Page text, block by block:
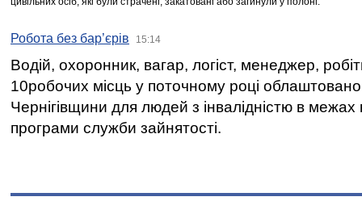
Робота без бар’єрів 15:14
Водій, охоронник, вагар, логіст, менеджер,
10робочих місць у поточному році
Чернігівщини для людей з інвалідністю в межах
програми служби зайнятості.